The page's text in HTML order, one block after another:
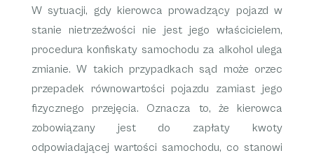
W sytuacji, gdy kierowca prowadzący pojazd w
stanie nietrzeźwości nie jest jego właścicielem,
procedura konfiskaty samochodu za alkohol ulega
zmianie. W takich przypadkach sąd może orzec
przepadek równowartości pojazdu zamiast jego
fizycznego przejęcia. Oznacza to, że kierowca
zobowiązany jest do zapłaty kwoty
odpowiadającej wartości samochodu, co stanowi